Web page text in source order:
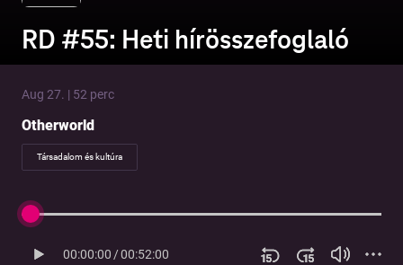
RD #55: Heti hírösszefoglaló
Aug 27. | 52 perc
Otherworld
Társadalom és kultúra
00:00:00/00:52:00